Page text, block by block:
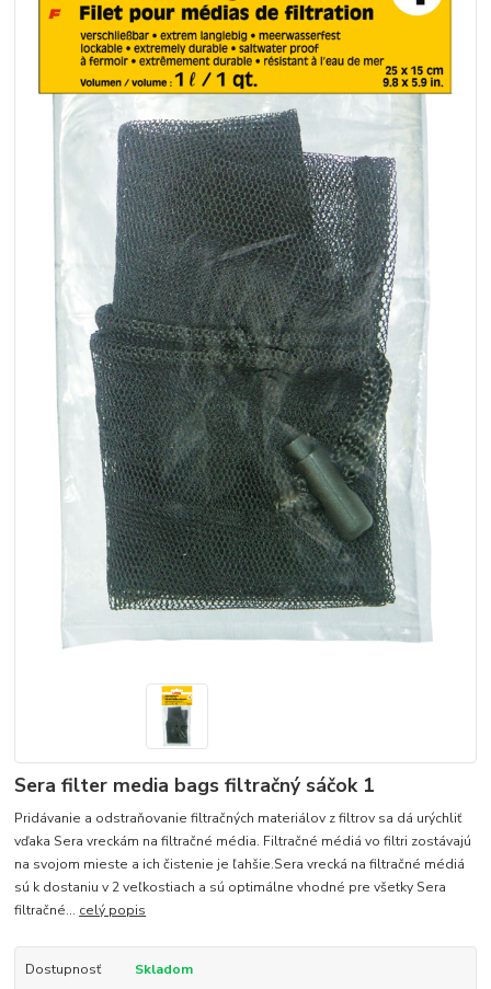
Sera filter media bags filtračný sáčok 1
Pridávanie a odstraňovanie filtračných materiálov z filtrov sa dá urýchliť
vďaka Sera vreckám na filtračné média. Filtračné médiá vo filtri zostávajú
na svojom mieste a ich čistenie je ľahšie.Sera vrecká na filtračné médiá
sú k dostaniu v 2 veľkostiach a sú optimálne vhodné pre všetky Sera
filtračné... celý popis
Dostupnosť Skladom